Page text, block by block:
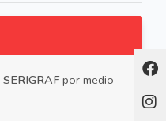
SERIGRAF por medio